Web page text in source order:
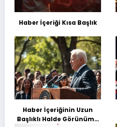
Haber İçeriği Kısa Başlık
Haber İçeriğinin Uzun
Başlıklı Halde Görünümü